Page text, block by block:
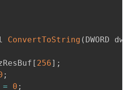
ConvertToString ( DWORD
[ 256] ;
;
= 0 ;